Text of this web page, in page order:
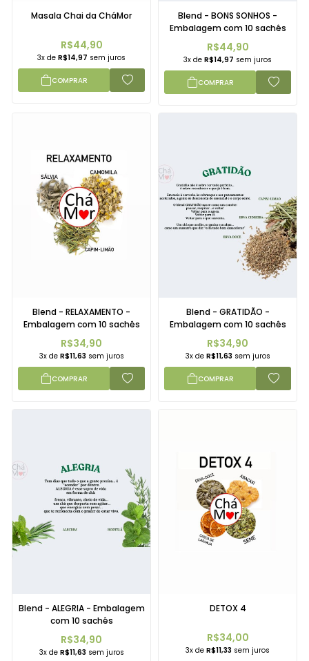
Masala Chai da CháMor
R$44,90
3x de R$14,97 sem juros
COMPRAR
Blend - BONS SONHOS -
Embalagem com 10 sachês
R$44,90
3x de R$14,97 sem juros
COMPRAR
Blend - RELAXAMENTO -
Embalagem com 10 sachês
R$34,90
3x de R$11,63 sem juros
COMPRAR
Blend - GRATIDÃO -
Embalagem com 10 sachês
R$34,90
3x de R$11,63 sem juros
COMPRAR
Blend - ALEGRIA - Embalagem
com 10 sachês
R$34,90
3x de R$11,63 sem juros
DETOX 4
R$34,00
3x de R$11,33 sem juros